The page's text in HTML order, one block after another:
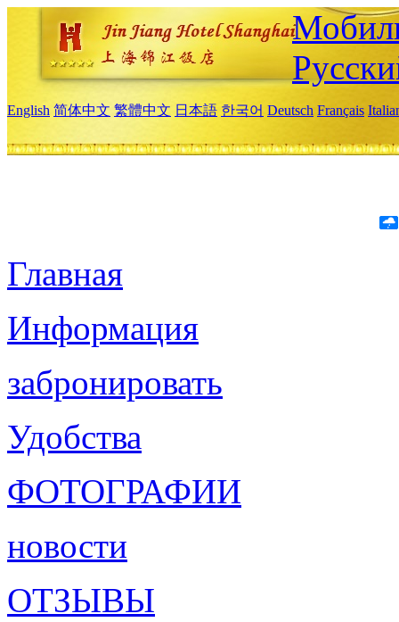
English 简体中文 繁體中文 日本語 한국어 Deutsch Français
Главная
Информация
забронировать
Удобства
ФОТОГРАФИИ
новости
ОТЗЫВЫ